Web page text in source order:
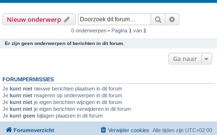
Nieuw onderwerp Zoek
0 onderwerpen • Pagina 1 van 1
Er zijn geen onderwerpen of berichten in dit forum.
Ga naar
FORUMPERMISSIES
Je kunt niet nieuwe berichten plaatsen in dit forum
Je kunt niet reageren op onderwerpen in dit forum
Je kunt niet je eigen berichten wijzigen in dit forum
Je kunt niet je eigen berichten verwijderen in dit forum
Je kunt geen bijlagen plaatsen in dit forum
Forumoverzicht Alle tijden zijn UTC+02:00
Verwijder cookies